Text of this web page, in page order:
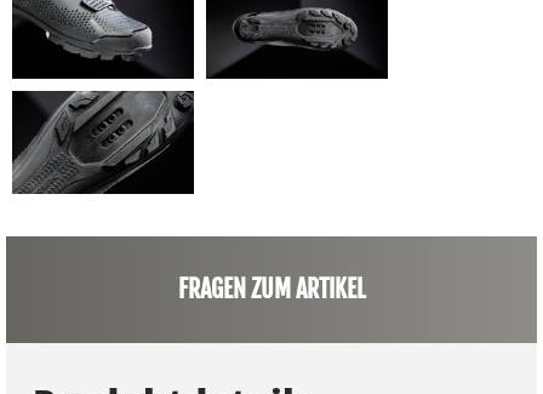
FRAGEN ZUM ARTIKEL